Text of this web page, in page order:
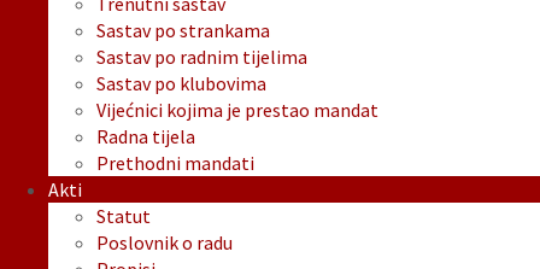
Sastav po strankama
Sastav po radnim tijelima
Sastav po klubovima
Vijećnici kojima je prestao mandat
Radna tijela
Prethodni mandati
Akti
Statut
Poslovnik o radu